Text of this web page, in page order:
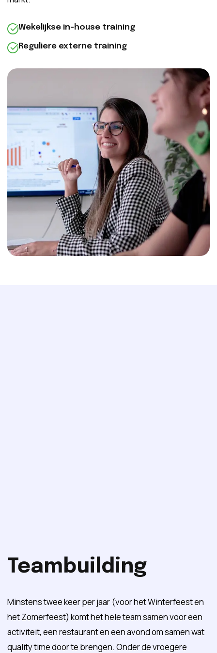
Wekelijkse in-house training
Reguliere externe training
Teambuilding
Minstens twee keer per jaar (voor het Winterfeest en
het Zomerfeest) komt het hele team samen voor een
activiteit, een restaurant en een avond om samen wat
quality time door te brengen. Onder de vroegere